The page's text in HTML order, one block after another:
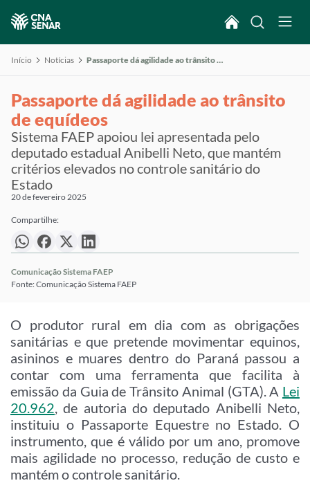
Início Notícias Passaporte dá agilidade ao trânsito de equídeos
Passaporte dá agilidade ao trânsito
de equídeos
Sistema FAEP apoiou lei apresentada pelo
deputado estadual Anibelli Neto, que mantém
critérios elevados no controle sanitário do
Estado
20 de fevereiro 2025
Compartilhe:
Comunicação Sistema FAEP
Fonte: Comunicação Sistema FAEP
O produtor rural em dia com as obrigações
sanitárias e que pretende movimentar equinos,
asininos e muares dentro do Paraná passou a
contar com uma ferramenta que facilita à
emissão da Guia de Trânsito Animal (GTA). A Lei
20.962, de autoria do deputado Anibelli Neto,
instituiu o Passaporte Equestre no Estado. O
instrumento, que é válido por um ano, promove
mais agilidade no processo, redução de custo e
mantém o controle sanitário.